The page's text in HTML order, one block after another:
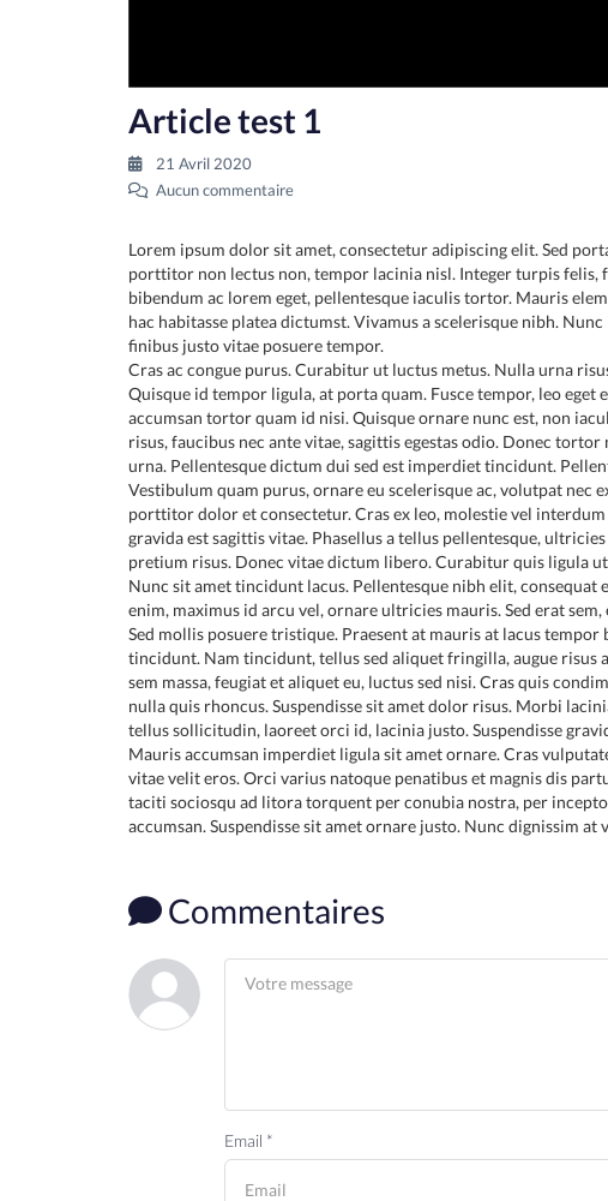
Article test 1
21 Avril 2020
Aucun commentaire
Lorem ipsum dolor sit amet, consectetur adipiscing elit. Sed
porttitor non lectus non, tempor lacinia nisl. Integer turpis felis,
bibendum ac lorem eget, pellentesque iaculis tortor. Mauris
hac habitasse platea dictumst. Vivamus a scelerisque nibh.
finibus justo vitae posuere tempor.
Cras ac congue purus. Curabitur ut luctus metus. Nulla urna
Quisque id tempor ligula, at porta quam. Fusce tempor, leo
accumsan tortor quam id nisi. Quisque ornare nunc est, non
risus, faucibus nec ante vitae, sagittis egestas odio. Donec
urna. Pellentesque dictum dui sed est imperdiet tincidunt.
Vestibulum quam purus, ornare eu scelerisque ac, volutpat nec
porttitor dolor et consectetur. Cras ex leo, molestie vel
gravida est sagittis vitae. Phasellus a tellus pellentesque,
pretium risus. Donec vitae dictum libero. Curabitur quis ligula
Nunc sit amet tincidunt lacus. Pellentesque nibh elit,
enim, maximus id arcu vel, ornare ultricies mauris. Sed erat
Sed mollis posuere tristique. Praesent at mauris at lacus
tincidunt. Nam tincidunt, tellus sed aliquet fringilla, augue risus
sem massa, feugiat et aliquet eu, luctus sed nisi. Cras quis
nulla quis rhoncus. Suspendisse sit amet dolor risus. Morbi
tellus sollicitudin, laoreet orci id, lacinia justo. Suspendisse
Mauris accumsan imperdiet ligula sit amet ornare. Cras
vitae velit eros. Orci varius natoque penatibus et magnis dis
taciti sociosqu ad litora torquent per conubia nostra, per
accumsan. Suspendisse sit amet ornare justo. Nunc dignissim
Commentaires
Email *